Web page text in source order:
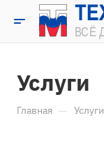
Услуги
Главная — Услуги